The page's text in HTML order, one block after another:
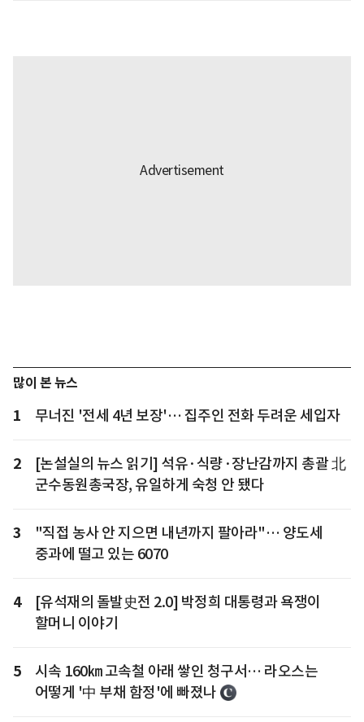
많이 본 뉴스
1 무너진 '전세 4년 보장'… 집주인 전화 두려운 세입자
2
[논설실의 뉴스 읽기] 석유·식량·장난감까지 총괄 北
군수동원총국장, 유일하게 숙청 안 됐다
3
"직접 농사 안 지으면 내년까지 팔아라"… 양도세
중과에 떨고 있는 6070
4
[유석재의 돌발史전 2.0] 박정희 대통령과 욕쟁이
할머니 이야기
5
시속 160㎞ 고속철 아래 쌓인 청구서… 라오스는
어떻게 '中 부채 함정'에 빠졌나